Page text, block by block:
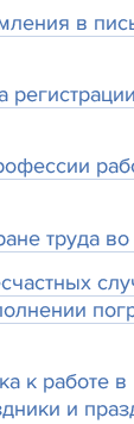
в
труда
к работе в
и